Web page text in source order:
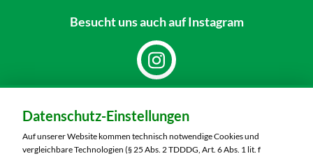
Besucht unsauch auf Instagram
MARKTKAUF Nürnberg-Mögeldorf
Laufamholzstraße 40/42
90482 Nürnberg
Datenschutz-Einstellungen
Auf unserer Website kommen technisch notwendige Cookies und
vergleichbare Technologien (§ 25 Abs. 2 TDDDG, Art. 6 Abs. 1 lit. f